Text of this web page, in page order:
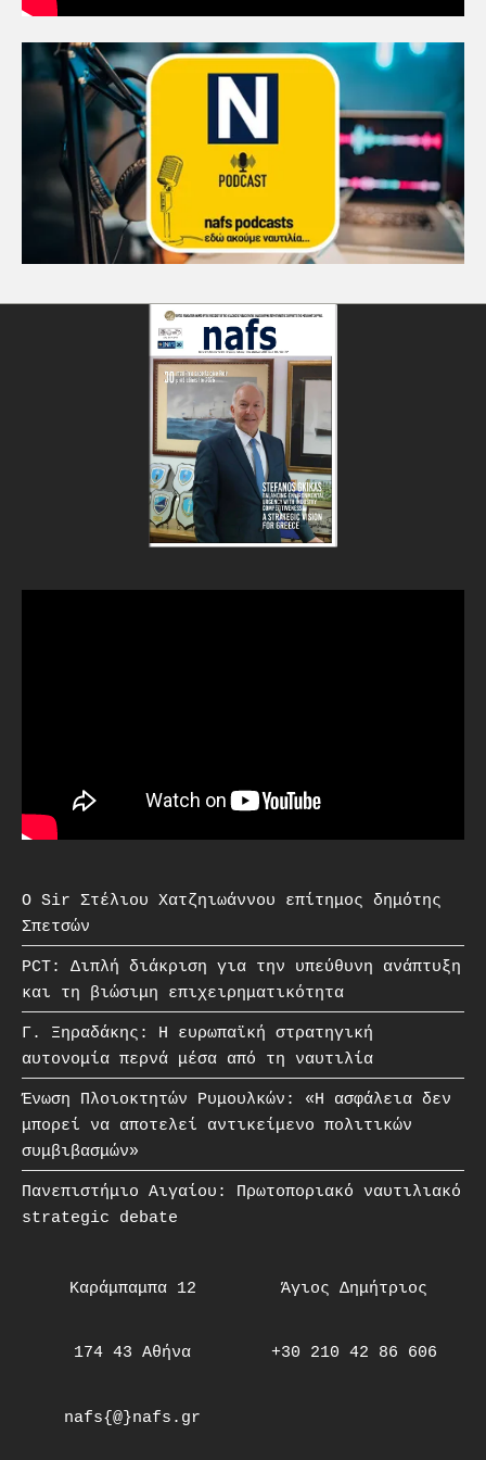
Ένωση Πλοιοκτητών Ρυμουλκών:
«Η ασφάλεια δεν μπορεί να
αποτελεί αντικείμενο
πολιτικών συμβιβασμών»
Πανεπιστήμιο Αιγαίου:
Πρωτοποριακό ναυτιλιακό
strategic debate
O Sir Στέλιου Χατζηιωάννου επίτημος δημότης
Σπετσών
PCT: Διπλή διάκριση για την υπεύθυνη ανάπτυξη
και τη βιώσιμη επιχειρηματικότητα
Γ. Ξηραδάκης: Η ευρωπαϊκή στρατηγική
αυτονομία περνά μέσα από τη ναυτιλία
Ένωση Πλοιοκτητών Ρυμουλκών: «Η ασφάλεια δεν
μπορεί να αποτελεί αντικείμενο πολιτικών
συμβιβασμών»
Πανεπιστήμιο Αιγαίου: Πρωτοποριακό ναυτιλιακό
strategic debate
Καράμπαμπα 12 Άγιος Δημήτριος
174 43 Αθήνα +30 210 42 86 606
nafs{@}nafs.gr